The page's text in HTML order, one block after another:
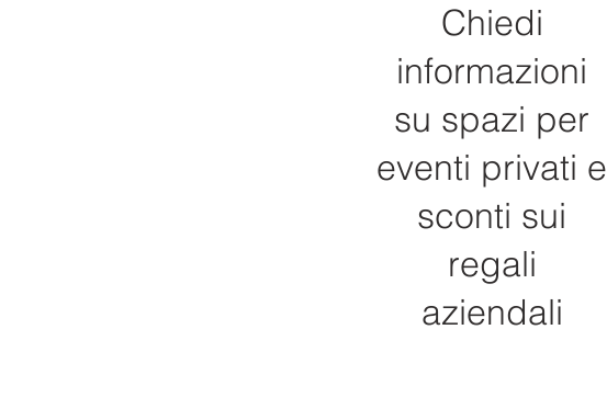
Chiedi
informazioni
su spazi per
eventi privati e
sconti sui
regali
aziendali